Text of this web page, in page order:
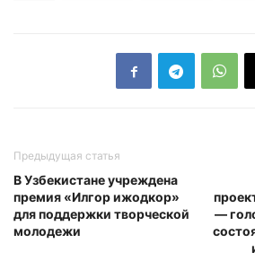
Предыдущая статья
В Узбекистане учреждена
премия «Илгор ижодкор»
для поддержки творческой
молодежи
—